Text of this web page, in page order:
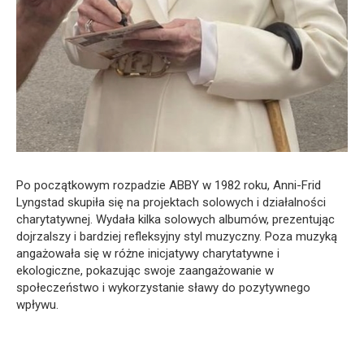
Po początkowym rozpadzie ABBY w 1982 roku, Anni-Frid
Lyngstad skupiła się na projektach solowych i działalności
charytatywnej. Wydała kilka solowych albumów, prezentując
dojrzalszy i bardziej refleksyjny styl muzyczny. Poza muzyką
angażowała się w różne inicjatywy charytatywne i
ekologiczne, pokazując swoje zaangażowanie w
społeczeństwo i wykorzystanie sławy do pozytywnego
wpływu.